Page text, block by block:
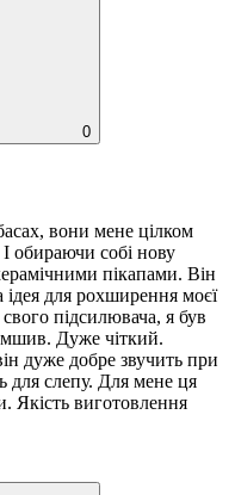
0
вони мене цілком
обираючи собі нову
пікапами. Він
для рохширення моєї
підсилювача, я був
Дуже чіткий.
дуже добре звучить при
для слепу. Для мене ця
Якість виготовлення